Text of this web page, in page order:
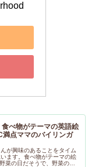
べ物がテーマの英語絵
満点ママのバイリンガ
が興味のあることをタイム
ます。食べ物がテーマの絵
菜の日だそうで、野菜の日